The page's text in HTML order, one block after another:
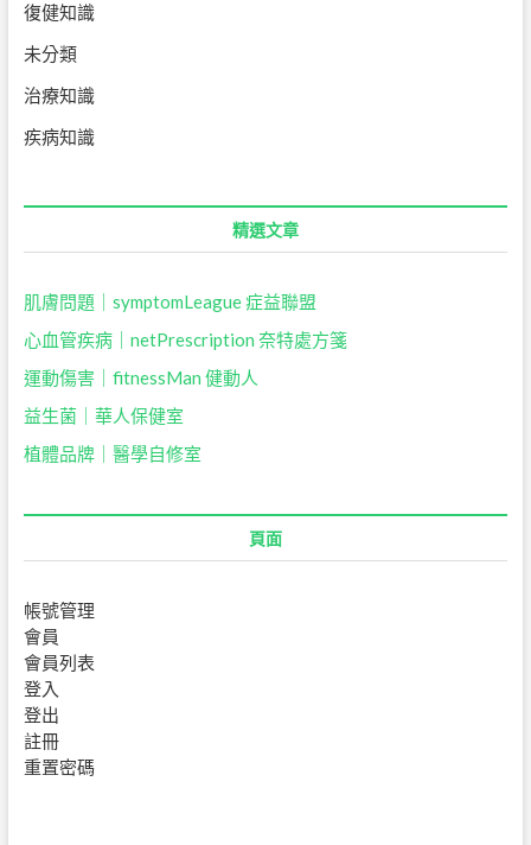
復健知識
未分類
治療知識
疾病知識
精選文章
肌膚問題｜symptomLeague 症益聯盟
心血管疾病｜netPrescription 奈特處方箋
運動傷害｜fitnessMan 健動人
益生菌｜ 華人保健室
植體品牌｜醫學自修室
頁面
帳號管理
會員
會員列表
登入
登出
註冊
重置密碼